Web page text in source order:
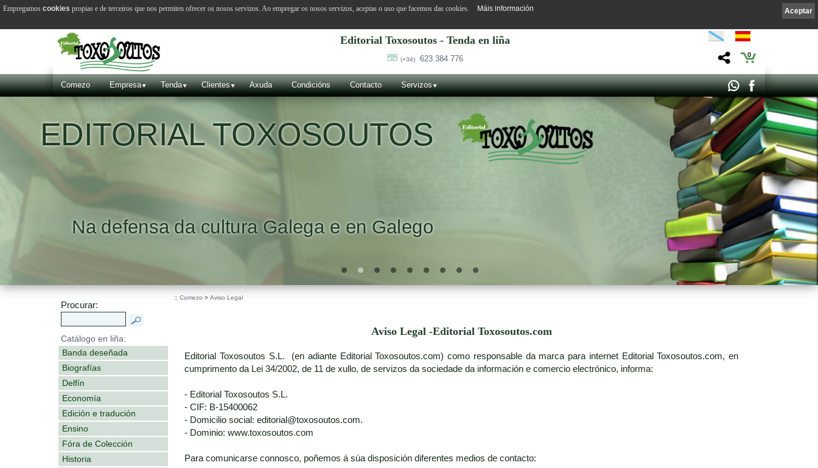
Editorial Toxosoutos - Tenda en liña
(+34) 623 384 776 0
Comezo Empresa Tenda Clientes Axuda Condicións Contacto Servizos
EDITORIAL TOXOSOUTOS
Na defensa da cultura Galega e en Galego
Procurar:
Catálogo en liña:
Banda deseñada
Biografías
Delfín
Economía
Edición e tradución
Ensino
Fóra de Colección
Historia
:: Comezo > Aviso Legal
Aviso Legal -Editorial Toxosoutos.com
Editorial Toxosoutos S.L. (en adiante Editorial Toxosoutos.com) como responsable da marca para internet Editorial Toxosoutos.com, en
cumprimento da Lei 34/2002, de 11 de xullo, de servizos da sociedade da información e comercio electrónico, informa:
- Editorial Toxosoutos S.L.
- CIF: B-15400062
- Domicilio social: editorial@toxosoutos.com.
- Dominio: www.toxosoutos.com
Para comunicarse connosco, poñemos á súa disposición diferentes medios de contacto:
Aceptar
Empregamos cookies propias e de terceiros que nos permiten ofrecer os nosos servizos. Ao empregar os nosos servizos, aceptas o uso que facemos das cookies. Máis información